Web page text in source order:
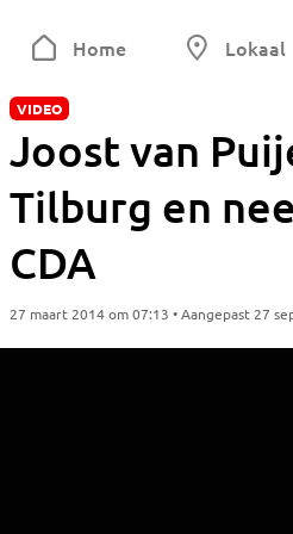
Home Lokaal
VIDEO
Joost van
Tilburg en
CDA
27 maart 2014 om 07:13 • Aangepast 27